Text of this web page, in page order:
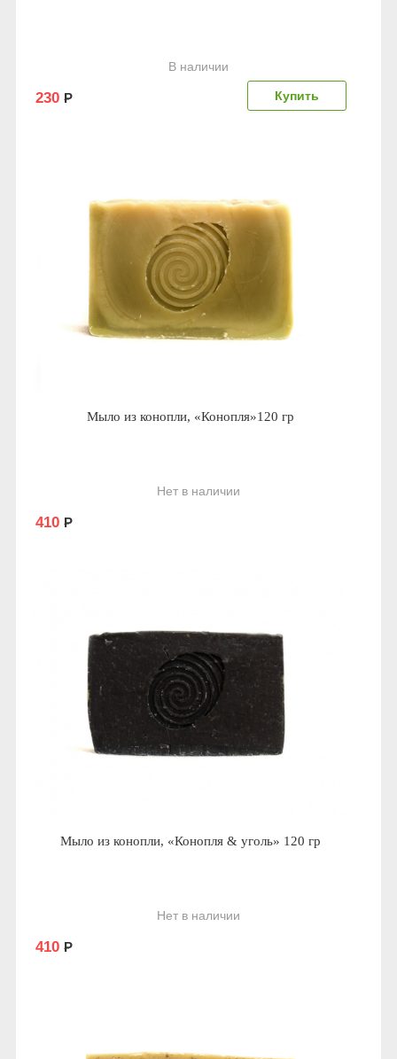
В наличии
230 Р
Мыло из конопли, «Конопля»120 гр
Нет в наличии
410 Р
Мыло из конопли, «Конопля & уголь» 120 гр
Нет в наличии
410 Р